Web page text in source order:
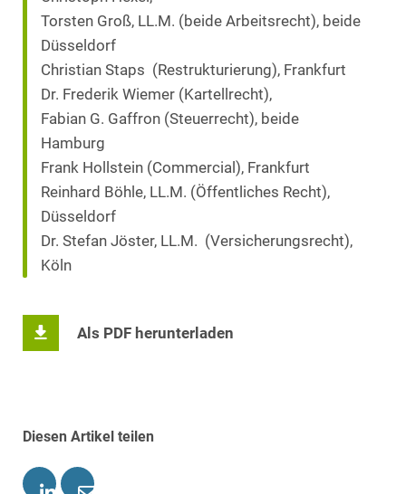
Torsten Groß, LL.M. (beide Arbeitsrecht), beide
Düsseldorf
Christian Staps (Restrukturierung), Frankfurt
Dr. Frederik Wiemer (Kartellrecht),
Fabian G. Gaffron (Steuerrecht), beide
Hamburg
Frank Hollstein (Commercial), Frankfurt
Reinhard Böhle, LL.M. (Öffentliches Recht),
Düsseldorf
Dr. Stefan Jöster, LL.M. (Versicherungsrecht),
Köln
Als PDF herunterladen
Diesen Artikel teilen